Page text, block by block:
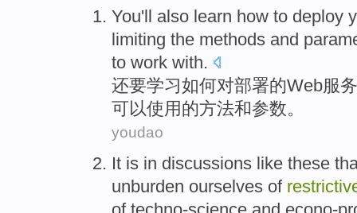
You'll also learn how to deploy
limiting the methods and
to work with.
还要学习 如何对部署的Web服务
可以使用 的方法和参数。
youdao
It is in discussions like these
unburden ourselves of